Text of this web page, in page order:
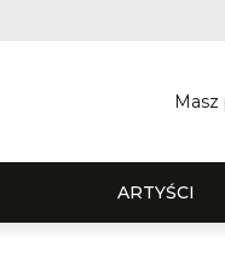
ARTYŚCI